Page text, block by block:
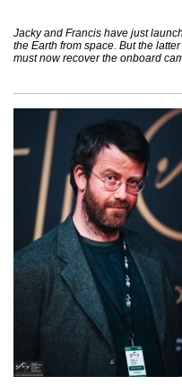
Jacky and Francis have just
the Earth from space. But the
must now recover the onboard